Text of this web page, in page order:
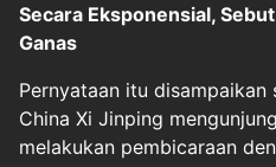
Secara Eksponensial,
Ganas
Pernyataan itu disampaikan
China Xi Jinping
melakukan pembicaraan